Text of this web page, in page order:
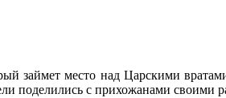
займет место над Царскими
поделились с прихожанами своими